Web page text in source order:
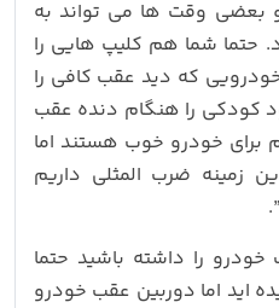
بعضی وقت ها می تواند به
حتما شما هم کلیپ هایی را
خودرویی که دید عقب کافی را
کودکی را هنگام دنده عقب
برای خودرو خوب هستند اما
زمینه ضرب المثلی داریم
را داشته باشید حتما
اید اما دوربین عقب خودرو